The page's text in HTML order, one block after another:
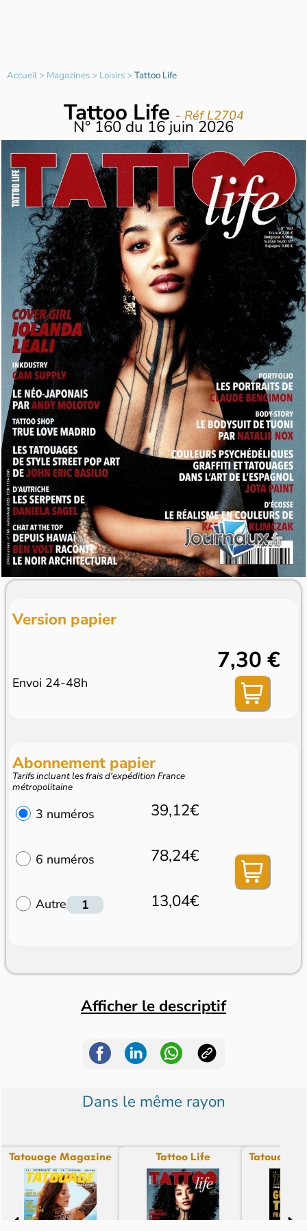
Accueil> Magazines> Loisirs>Tattoo Life
Tattoo Life - Réf L2704
N°160du16 juin 2026
Version papier
Envoi 24-48h
7,30 €
Abonnement papier
Tarifs incluant les frais d'expédition France
métropolitaine
3 numéros 39,12€
6 numéros 78,24€
Autre 13,04€
Afficher le descriptif
Dans le même rayon
Tatouage Magazine Tattoo Life Tatouage